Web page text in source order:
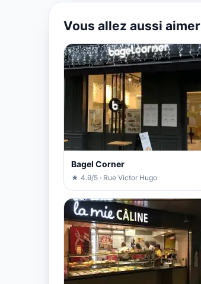
Vous allez aussi aimer
Bagel Corner
★ 4.9/5 · Rue Victor Hugo